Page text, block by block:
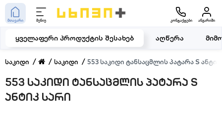
მთავარი მენიუ კონტაქტები ანგარიში
საკიდი საკიდი 553 საკიდი ტანსაცმლის პატარა S
553 საკიდი ტანსაცმლის პატარა S
ანტიკ სარი
ყველაფერი პროდუქტის შესახებ აღწერა